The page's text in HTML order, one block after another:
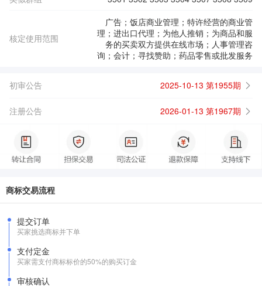
核定使用范围
广告；饭店商业管理；特许经营的商业管
理；进出口代理；为他人推销；为商品和服
务的买卖双方提供在线市场；人事管理咨
询；会计；寻找赞助；药品零售或批发服务
初审公告 2025-10-13 第1955期
注册公告 2026-01-13 第1967期
商标交易流程
提交订单
买家挑选商标并下单
支付定金
买家需支付商标标价的50%的购买订金
审核确认